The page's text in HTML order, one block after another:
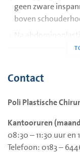
Was uw
Zet de klem
Draai het volle
Draai het
geen zware
boven
Na
geadviseerd en
Handig voor
handen vrij en
aan uw broekriem
Contact
Poli Plastische
Kantooruren
08:30 – 11:30 uur en
Telefoon: 0183 –